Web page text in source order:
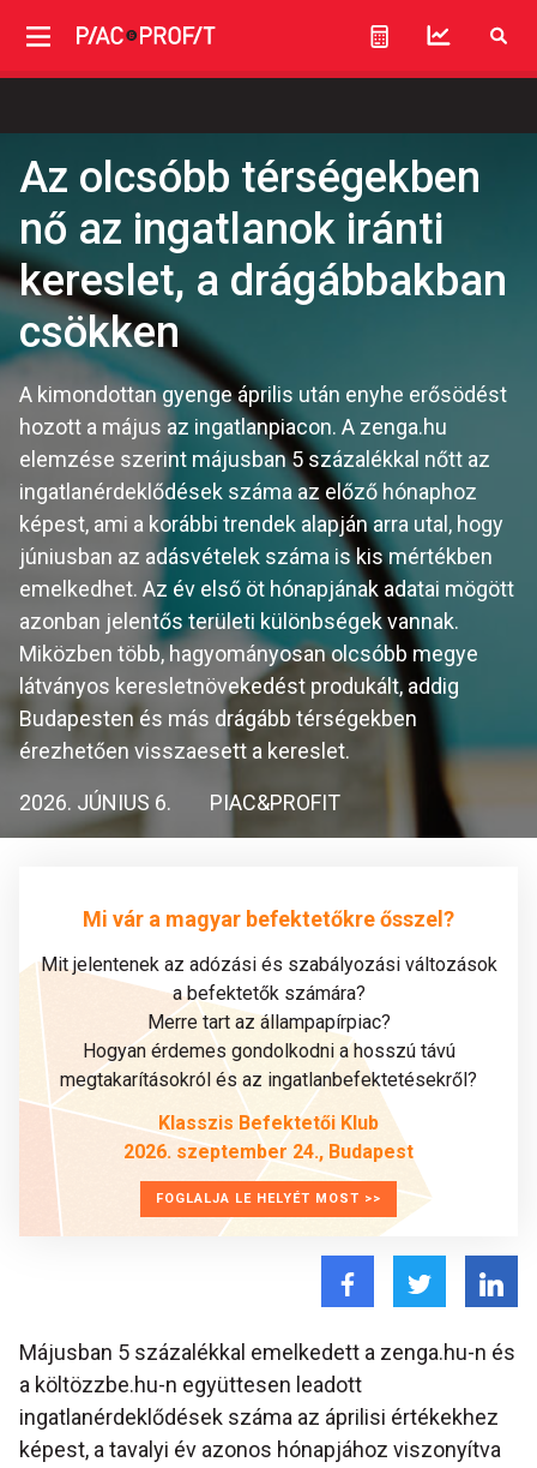
Az olcsóbb térségekben
nő az ingatlanok iránti
kereslet, a drágábbakban
csökken
A kimondottan gyenge április után enyhe erősödést
hozott a május az ingatlanpiacon. A zenga.hu
elemzése szerint májusban 5 százalékkal nőtt az
ingatlanérdeklődések száma az előző hónaphoz
képest, ami a korábbi trendek alapján arra utal, hogy
júniusban az adásvételek száma is kis mértékben
emelkedhet. Az év első öt hónapjának adatai mögött
azonban jelentős területi különbségek vannak.
Miközben több, hagyományosan olcsóbb megye
látványos keresletnövekedést produkált, addig
Budapesten és más drágább térségekben
érezhetően visszaesett a kereslet.
2026. JÚNIUS 6. PIAC&PROFIT
Mi vár a magyar befektetőkre ősszel?
Mit jelentenek az adózási és szabályozási változások
a befektetők számára?
Merre tart az állampapírpiac?
Hogyan érdemes gondolkodni a hosszú távú
megtakarításokról és az ingatlanbefektetésekről?
Klasszis Befektetői Klub
2026. szeptember 24., Budapest
FOGLALJA LE HELYÉT MOST >>
Májusban 5 százalékkal emelkedett a zenga.hu-n és
a költözzbe.hu-n együttesen leadott
ingatlanérdeklődések száma az áprilisi értékekhez
képest, a tavalyi év azonos hónapjához viszonyítva